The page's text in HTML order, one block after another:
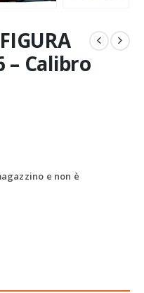
– Calibro
e non è